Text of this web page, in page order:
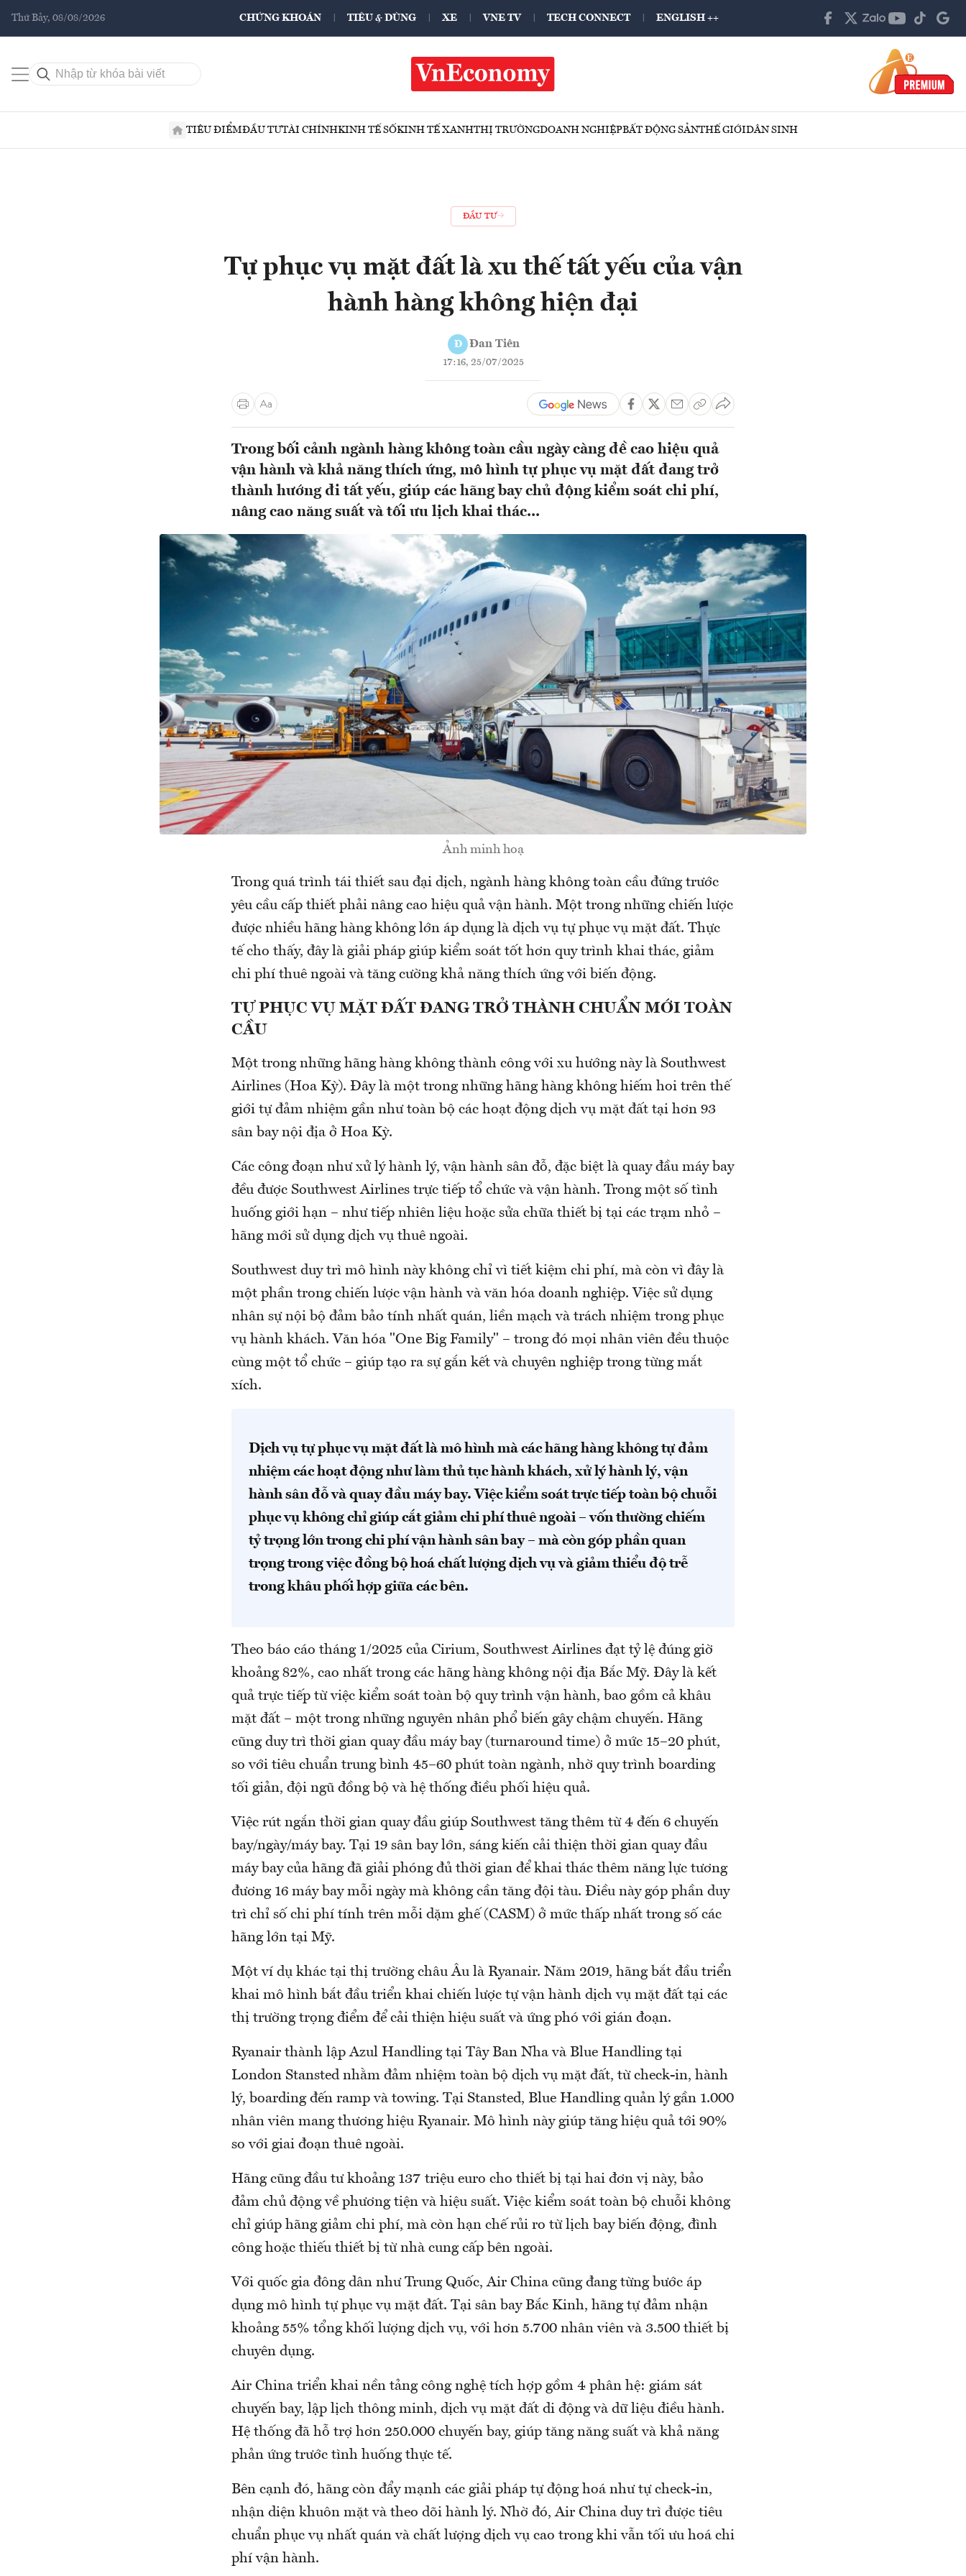
Thứ Bảy, 08/08/2026 CHỨNG KHOÁN TIÊU & DÙNG XE VNE TV TECH CONNECT ENGLISH ++
TIÊU ĐIỂMĐẦU TƯTÀI CHÍNHKINH TẾ SỐKINH TẾ XANHTHỊ TRƯỜNGDOANH NGHIỆPBẤT ĐỘNG SẢNTHẾ GIỚIDÂN SINH
ĐẦU TƯ
Tự phục vụ mặt đất là xu thế tất yếu của vận
hành hàng không hiện đại
Đ Đan Tiên
17:16, 25/07/2025
Trong bối cảnh ngành hàng không toàn cầu ngày càng đề cao hiệu quả
vận hành và khả năng thích ứng, mô hình tự phục vụ mặt đất đang trở
thành hướng đi tất yếu, giúp các hãng bay chủ động kiểm soát chi phí,
nâng cao năng suất và tối ưu lịch khai thác...
Ảnh minh hoạ
Trong quá trình tái thiết sau đại dịch, ngành hàng không toàn cầu đứng trước
yêu cầu cấp thiết phải nâng cao hiệu quả vận hành. Một trong những chiến lược
được nhiều hãng hàng không lớn áp dụng là dịch vụ tự phục vụ mặt đất. Thực
tế cho thấy, đây là giải pháp giúp kiểm soát tốt hơn quy trình khai thác, giảm
chi phí thuê ngoài và tăng cường khả năng thích ứng với biến động.
TỰ PHỤC VỤ MẶT ĐẤT ĐANG TRỞ THÀNH CHUẨN MỚI TOÀN
CẦU
Một trong những hãng hàng không thành công với xu hướng này là Southwest
Airlines (Hoa Kỳ). Đây là một trong những hãng hàng không hiếm hoi trên thế
giới tự đảm nhiệm gần như toàn bộ các hoạt động dịch vụ mặt đất tại hơn 93
sân bay nội địa ở Hoa Kỳ.
Các công đoạn như xử lý hành lý, vận hành sân đỗ, đặc biệt là quay đầu máy bay
đều được Southwest Airlines trực tiếp tổ chức và vận hành. Trong một số tình
huống giới hạn – như tiếp nhiên liệu hoặc sửa chữa thiết bị tại các trạm nhỏ –
hãng mới sử dụng dịch vụ thuê ngoài.
Southwest duy trì mô hình này không chỉ vì tiết kiệm chi phí, mà còn vì đây là
một phần trong chiến lược vận hành và văn hóa doanh nghiệp. Việc sử dụng
nhân sự nội bộ đảm bảo tính nhất quán, liền mạch và trách nhiệm trong phục
vụ hành khách. Văn hóa "One Big Family" – trong đó mọi nhân viên đều thuộc
cùng một tổ chức – giúp tạo ra sự gắn kết và chuyên nghiệp trong từng mắt
xích.
Dịch vụ tự phục vụ mặt đất là mô hình mà các hãng hàng không tự đảm
nhiệm các hoạt động như làm thủ tục hành khách, xử lý hành lý, vận
hành sân đỗ và quay đầu máy bay. Việc kiểm soát trực tiếp toàn bộ chuỗi
phục vụ không chỉ giúp cắt giảm chi phí thuê ngoài – vốn thường chiếm
tỷ trọng lớn trong chi phí vận hành sân bay – mà còn góp phần quan
trọng trong việc đồng bộ hoá chất lượng dịch vụ và giảm thiểu độ trễ
trong khâu phối hợp giữa các bên.
Theo báo cáo tháng 1/2025 của Cirium, Southwest Airlines đạt tỷ lệ đúng giờ
khoảng 82%, cao nhất trong các hãng hàng không nội địa Bắc Mỹ. Đây là kết
quả trực tiếp từ việc kiểm soát toàn bộ quy trình vận hành, bao gồm cả khâu
mặt đất – một trong những nguyên nhân phổ biến gây chậm chuyến. Hãng
cũng duy trì thời gian quay đầu máy bay (turnaround time) ở mức 15–20 phút,
so với tiêu chuẩn trung bình 45–60 phút toàn ngành, nhờ quy trình boarding
tối giản, đội ngũ đồng bộ và hệ thống điều phối hiệu quả.
Việc rút ngắn thời gian quay đầu giúp Southwest tăng thêm từ 4 đến 6 chuyến
bay/ngày/máy bay. Tại 19 sân bay lớn, sáng kiến cải thiện thời gian quay đầu
máy bay của hãng đã giải phóng đủ thời gian để khai thác thêm năng lực tương
đương 16 máy bay mỗi ngày mà không cần tăng đội tàu. Điều này góp phần duy
trì chỉ số chi phí tính trên mỗi dặm ghế (CASM) ở mức thấp nhất trong số các
hãng lớn tại Mỹ.
Một ví dụ khác tại thị trường châu Âu là Ryanair. Năm 2019, hãng bắt đầu triển
khai mô hình bắt đầu triển khai chiến lược tự vận hành dịch vụ mặt đất tại các
thị trường trọng điểm để cải thiện hiệu suất và ứng phó với gián đoạn.
Ryanair thành lập Azul Handling tại Tây Ban Nha và Blue Handling tại
London Stansted nhằm đảm nhiệm toàn bộ dịch vụ mặt đất, từ check-in, hành
lý, boarding đến ramp và towing. Tại Stansted, Blue Handling quản lý gần 1.000
nhân viên mang thương hiệu Ryanair. Mô hình này giúp tăng hiệu quả tới 90%
so với giai đoạn thuê ngoài.
Hãng cũng đầu tư khoảng 137 triệu euro cho thiết bị tại hai đơn vị này, bảo
đảm chủ động về phương tiện và hiệu suất. Việc kiểm soát toàn bộ chuỗi không
chỉ giúp hãng giảm chi phí, mà còn hạn chế rủi ro từ lịch bay biến động, đình
công hoặc thiếu thiết bị từ nhà cung cấp bên ngoài.
Với quốc gia đông dân như Trung Quốc, Air China cũng đang từng bước áp
dụng mô hình tự phục vụ mặt đất. Tại sân bay Bắc Kinh, hãng tự đảm nhận
khoảng 55% tổng khối lượng dịch vụ, với hơn 5.700 nhân viên và 3.500 thiết bị
chuyên dụng.
Air China triển khai nền tảng công nghệ tích hợp gồm 4 phân hệ: giám sát
chuyến bay, lập lịch thông minh, dịch vụ mặt đất di động và dữ liệu điều hành.
Hệ thống đã hỗ trợ hơn 250.000 chuyến bay, giúp tăng năng suất và khả năng
phản ứng trước tình huống thực tế.
Bên cạnh đó, hãng còn đẩy mạnh các giải pháp tự động hoá như tự check-in,
nhận diện khuôn mặt và theo dõi hành lý. Nhờ đó, Air China duy trì được tiêu
chuẩn phục vụ nhất quán và chất lượng dịch vụ cao trong khi vẫn tối ưu hoá chi
phí vận hành.